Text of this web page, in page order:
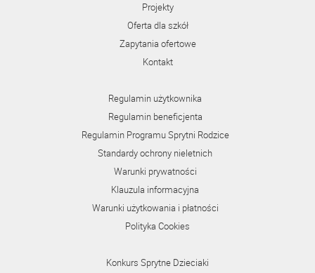
Projekty
Oferta dla szkół
Zapytania ofertowe
Kontakt
Regulamin użytkownika
Regulamin beneficjenta
Regulamin Programu Sprytni Rodzice
Standardy ochrony nieletnich
Warunki prywatności
Klauzula informacyjna
Warunki użytkowania i płatności
Polityka Cookies
Konkurs Sprytne Dzieciaki